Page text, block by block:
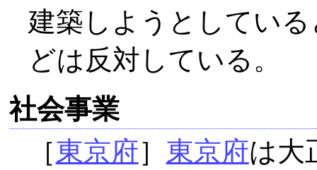
建築しようとしてい
どは反対している。
社会事業
［東京府］ 東京府は大